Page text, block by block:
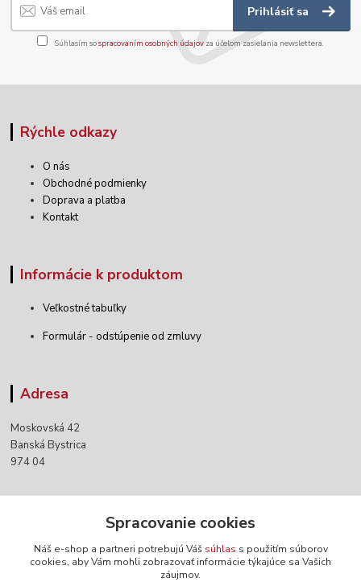
Prihlásiť sa
Súhlasím sospracovaním osobných údajov za účelom zasielania newslettera.
Rýchle odkazy
O nás
Obchodné podmienky
Doprava a platba
Kontakt
Informácie k produktom
Veľkostné tabuľky
Formulár - odstúpenie od zmluvy
Adresa
Moskovská 42
Banská Bystrica
974 04
+421 903 152 158
Spracovanie cookies
Náš e-shop a partneri potrebujú Váš súhlas s použitím súborov
cookies, aby Vám mohli zobrazovať informácie týkajúce sa Vašich
záujmov.